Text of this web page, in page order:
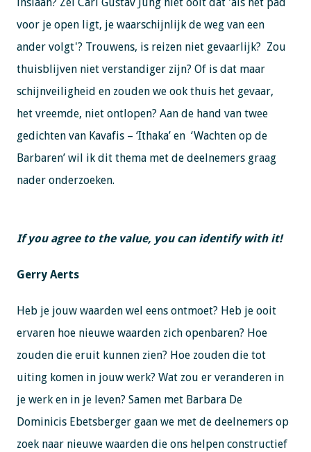
voor je open ligt, je waarschijnlijk de weg van een
ander volgt'? Trouwens, is reizen niet gevaarlijk? Zou
thuisblijven niet verstandiger zijn? Of is dat maar
schijnveiligheid en zouden we ook thuis het gevaar,
het vreemde, niet ontlopen? Aan de hand van twee
gedichten van Kavafis – ‘Ithaka’ en ‘Wachten op de
Barbaren’ wil ik dit thema met de deelnemers graag
nader onderzoeken.
If you agree to the value, you can identify with it!
Gerry Aerts
Heb je jouw waarden wel eens ontmoet? Heb je ooit
ervaren hoe nieuwe waarden zich openbaren? Hoe
zouden die eruit kunnen zien? Hoe zouden die tot
uiting komen in jouw werk? Wat zou er veranderen in
je werk en in je leven? Samen met Barbara De
Dominicis Ebetsberger gaan we met de deelnemers op
zoek naar nieuwe waarden die ons helpen constructief